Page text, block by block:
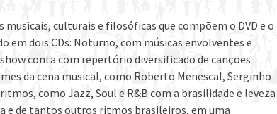
culturais e filosóficas que compõem o DVD e o
em dois CDs: Noturno, com músicas envolventes e
conta com repertório diversificado de canções
da cena musical, como Roberto Menescal, Serginho
como Jazz, Soul e R&B com a brasilidade e leveza
e de tantos outros ritmos brasileiros, em uma